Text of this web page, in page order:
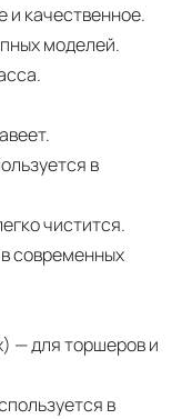
и качественное.
моделей.
в
чистится.
современных
— для торшеров и
в